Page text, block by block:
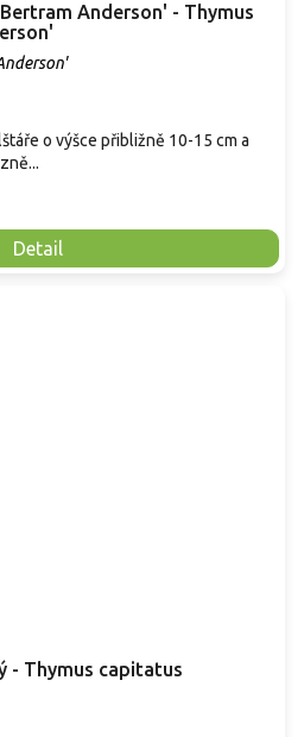
Anderson' - Thymus
Detail
o výšce přibližně 10-15 cm a
- Thymus capitatus